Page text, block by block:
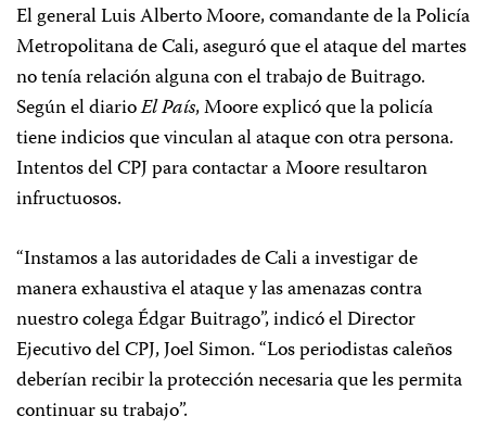
El general Luis Alberto Moore, comandante de la Policía
Metropolitana de Cali, aseguró que el ataque del martes
no tenía relación alguna con el trabajo de Buitrago.
Según el diarioEl País, Moore explicó que la policía
tiene indicios que vinculan al ataque con otra persona.
Intentos del CPJ para contactar a Moore resultaron
infructuosos.
“Instamos a las autoridades de Cali a investigar de
manera exhaustiva el ataque y las amenazas contra
nuestro colega Édgar Buitrago”, indicó el Director
Ejecutivo del CPJ, Joel Simon. “Los periodistas caleños
deberían recibir la protección necesaria que les permita
continuar su trabajo”.